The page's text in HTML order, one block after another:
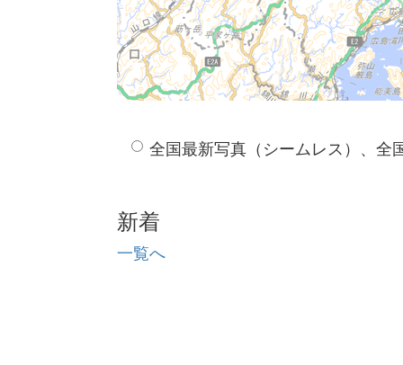
全国最新写真（シームレス）、全
新着
一覧へ